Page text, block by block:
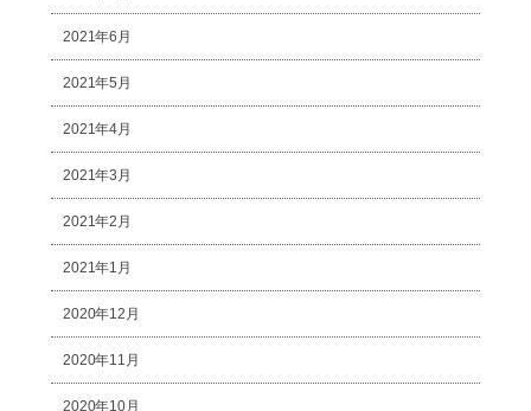
2021年6月
2021年5月
2021年4月
2021年3月
2021年2月
2021年1月
2020年12月
2020年11月
2020年10月